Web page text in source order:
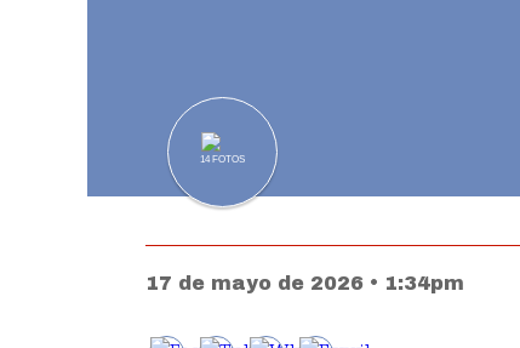
14 FOTOS
17 de mayo de 2026 • 1:34pm